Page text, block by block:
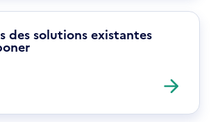
des solutions existantes